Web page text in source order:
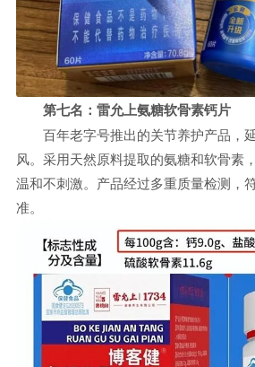
第七名： 雷允上氨糖软骨素钙片
百年老字号推出的关节养护产品，
风。采用天然原料提取的氨糖和软骨素
温和不刺激。产品经过多重质量检测，
准。